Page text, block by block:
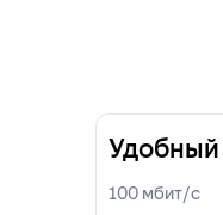
100 мбит/с